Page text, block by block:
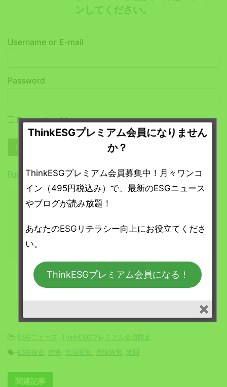
ンしてください。
Username or E-mail
Password
Remember Me
Forgot Password
ThinkESGプレミアム
プレミアム会員になる
-ESGニュース
ThinkESGプレミアム会員限定
ESG投資 建築 気候変動 環境経営 米国
関連記事
ThinkESGプレミアム会員になりません
か？
ThinkESGプレミアム会員募集中！月々ワンコ
イン（495円税込み）で、最新のESGニュース
やブログが読み放題！
あなたのESGリテラシー向上にお役立てくださ
い。
ThinkESGプレミアム会員になる！